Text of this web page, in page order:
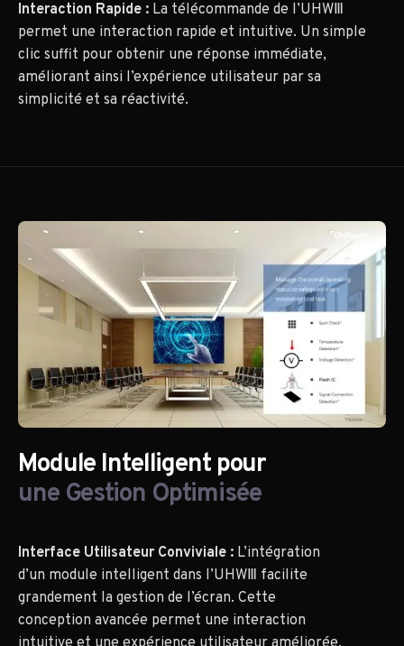
Interaction Rapide : La télécommande de l’UHWⅢ
permet une interaction rapide et intuitive. Un simple
clic suffit pour obtenir une réponse immédiate,
améliorant ainsi l’expérience utilisateur par sa
simplicité et sa réactivité.
Module Intelligent pour
une Gestion Optimisée
Interface Utilisateur Conviviale : L’intégration
d’un module intelligent dans l’UHWⅢ facilite
grandement la gestion de l’écran. Cette
conception avancée permet une interaction